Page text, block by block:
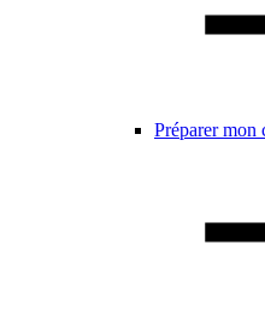
Préparer mon